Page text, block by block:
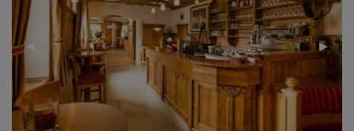
Previous
◀︎
Next
Slide
▶︎